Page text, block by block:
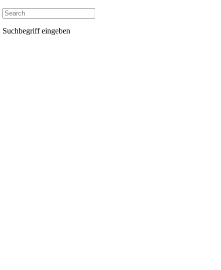
Suchbegriff eingeben